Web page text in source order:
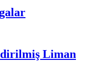
Liman